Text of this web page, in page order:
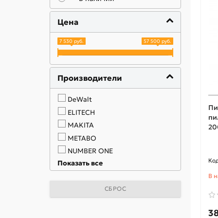
Цена
7 530 руб. 57 500 руб.
Производители
DeWalt
ELITECH
MAKITA
METABO
NUMBER ONE
RedVerg
Показать все
СБРОС
В